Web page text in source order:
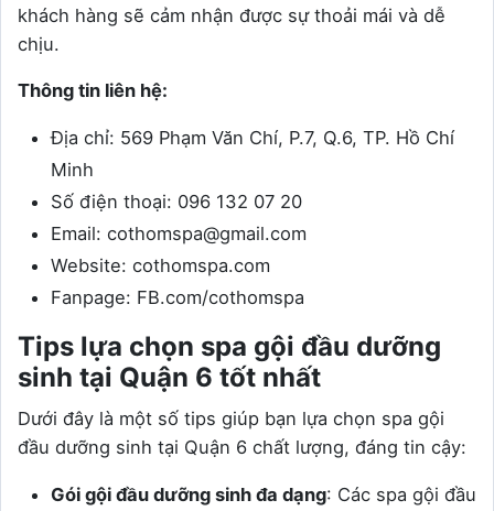
khách hàng sẽ cảm nhận được sự thoải mái và dễ
chịu.
Thông tin liên hệ:
Địa chỉ: 569 Phạm Văn Chí, P.7, Q.6, TP. Hồ Chí
Minh
Số điện thoại: 096 132 07 20
Email: cothomspa@gmail.com
Website: cothomspa.com
Fanpage: FB.com/cothomspa
Tips lựa chọn spa gội đầu dưỡng
sinh tại Quận 6 tốt nhất
Dưới đây là một số tips giúp bạn lựa chọn spa gội
đầu dưỡng sinh tại Quận 6 chất lượng, đáng tin cậy:
Gói gội đầu dưỡng sinh đa dạng: Các spa gội đầu